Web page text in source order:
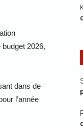
budget 2026,
dans de
l’année